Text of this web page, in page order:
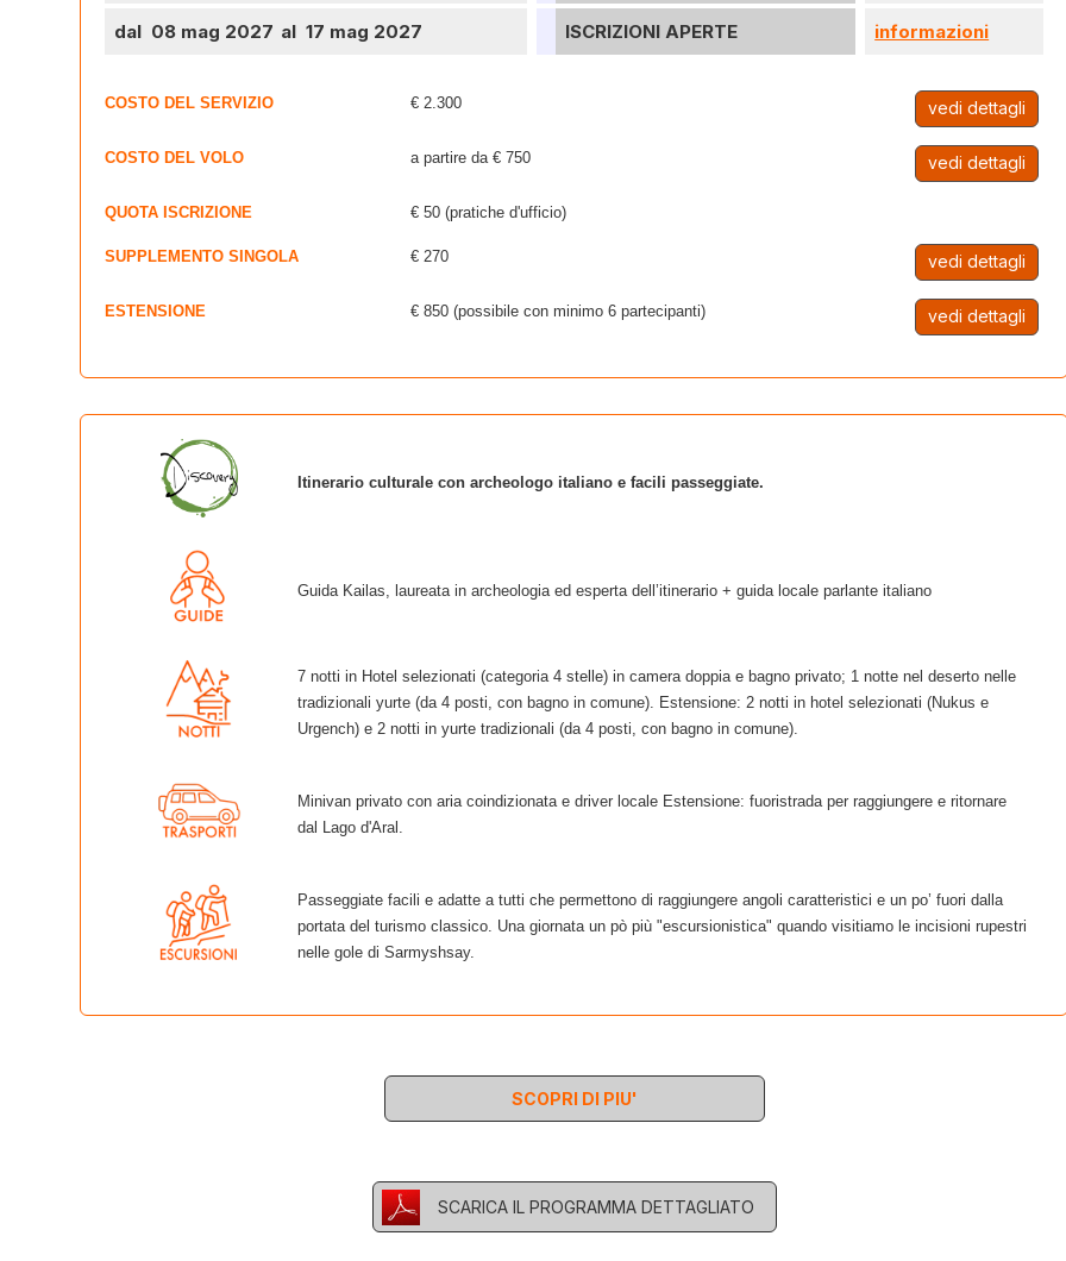
dal 08 mag 2027 al 17 mag 2027 ISCRIZIONI APERTE informazioni
COSTO DEL SERVIZIO € 2.300 vedi dettagli
COSTO DEL VOLO a partire da € 750 vedi dettagli
QUOTA ISCRIZIONE € 50 (pratiche d'ufficio)
SUPPLEMENTO SINGOLA € 270 vedi dettagli
ESTENSIONE € 850 (possibile con minimo 6 partecipanti) vedi dettagli
Itinerario culturale con archeologo italiano e facili passeggiate.
Guida Kailas, laureata in archeologia ed esperta dell’itinerario + guida locale parlante italiano
7 notti in Hotel selezionati (categoria 4 stelle) in camera doppia e bagno privato; 1 notte nel deserto nelle
tradizionali yurte (da 4 posti, con bagno in comune). Estensione: 2 notti in hotel selezionati (Nukus e
Urgench) e 2 notti in yurte tradizionali (da 4 posti, con bagno in comune).
Minivan privato con aria coindizionata e driver locale Estensione: fuoristrada per raggiungere e ritornare
dal Lago d'Aral.
Passeggiate facili e adatte a tutti che permettono di raggiungere angoli caratteristici e un po’ fuori dalla
portata del turismo classico. Una giornata un pò più "escursionistica" quando visitiamo le incisioni rupestri
nelle gole di Sarmyshsay.
SCOPRI DI PIU'
SCARICA IL PROGRAMMA DETTAGLIATO